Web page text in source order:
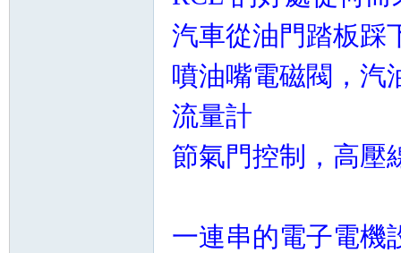
汽車從油門踏板踩
噴油嘴電磁閥，汽
流量計
節氣門控制，高壓
一連串的電子電機